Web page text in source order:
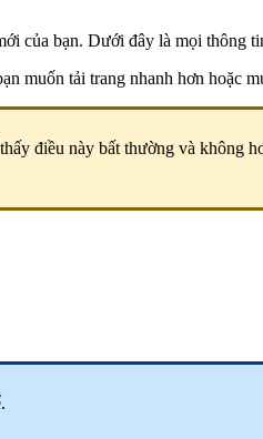
của bạn. Dưới đây là mọi thông
muốn tải trang nhanh hơn hoặc
điều này bất thường và không